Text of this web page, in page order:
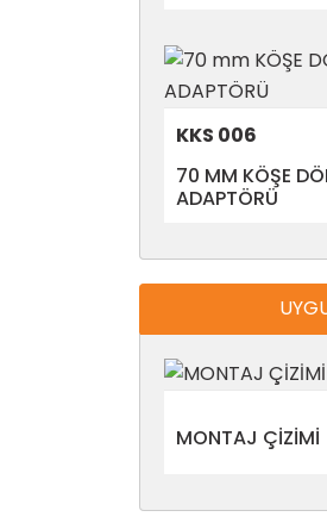
KKS 006
70 MM KÖŞE
ADAPTÖRÜ
MONTAJ ÇİZİMİ